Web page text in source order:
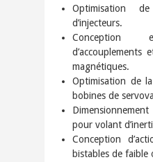
Optimisation
d’injecteurs.
Conception
magnétiques.
Optimisation de
bobines de
pour volant
Conception
bistables de faible